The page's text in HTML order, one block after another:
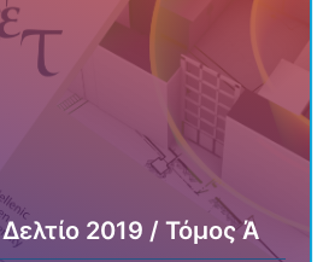
2019 / Τόμος Ά